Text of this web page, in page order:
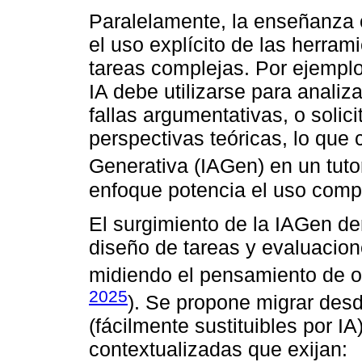
Paralelamente, la
el uso explícito de las
tareas complejas. Por
IA debe utilizarse para
fallas argumentativas, o
perspectivas teóricas, lo que
Generativa (IAGen) en un
enfoque potencia el uso
El surgimiento de la IAGen
diseño de tareas y
midiendo el pensamiento de
2025). Se propone migrar
(fácilmente sustituibles por
contextualizadas que exijan: